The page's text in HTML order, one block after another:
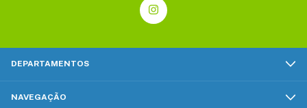
DEPARTAMENTOS
NAVEGAÇÃO